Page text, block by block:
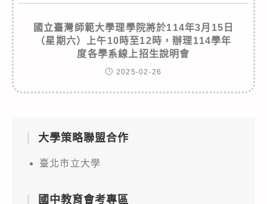
國立臺灣師範大學理學院將於114年3月15日
（星期六）上午10時至12時，辦理114學年
度各學系線上招生說明會
2025-02-26
大學策略聯盟合作
臺北市立大學
國中教育會考專區